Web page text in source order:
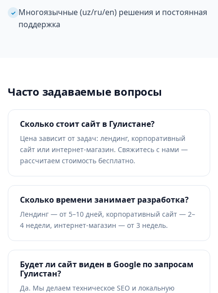
✓ Многоязычные (uz/ru/en) решения и постоянная
поддержка
Часто задаваемые вопросы
Сколько стоит сайт в Гулистане?
Цена зависит от задач: лендинг, корпоративный
сайт или интернет-магазин. Свяжитесь с нами —
рассчитаем стоимость бесплатно.
Сколько времени занимает разработка?
Лендинг — от 5–10 дней, корпоративный сайт — 2–
4 недели, интернет-магазин — от 3 недель.
Будет ли сайт виден в Google по запросам
Гулистан?
Да. Мы делаем техническое SEO и локальную